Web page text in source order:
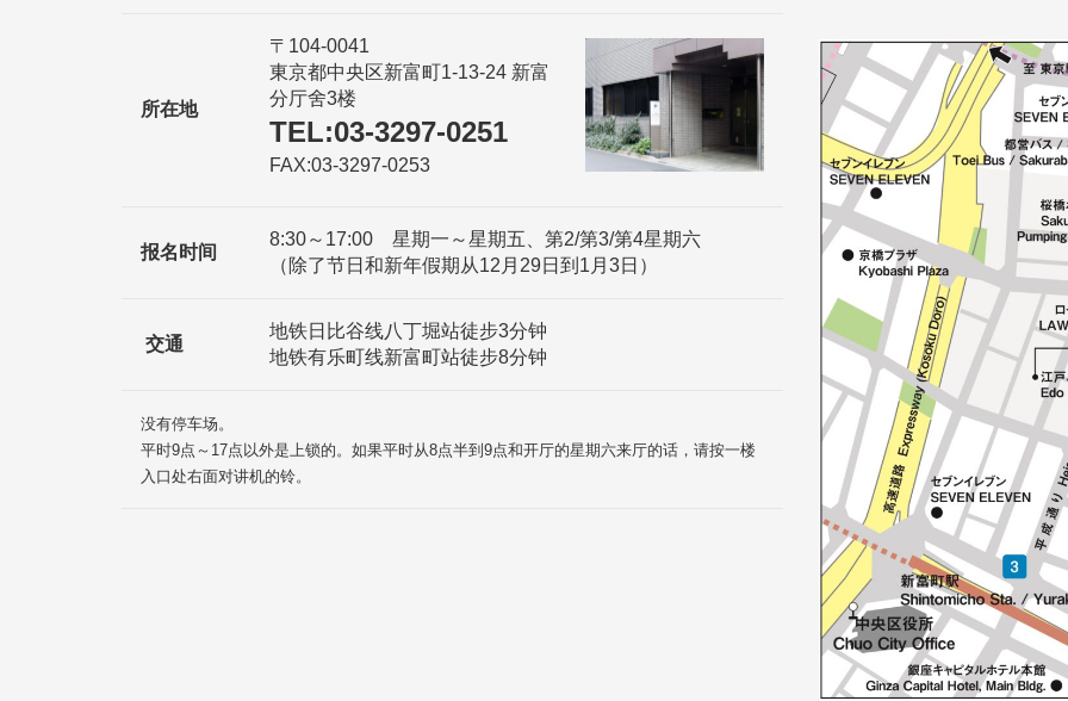
所在地
〒104-0041
東京都中央区新富町1-13-24 新富
分厅舍3楼
TEL:03-3297-0251
FAX:03-3297-0253
报名时间
8:30～17:00 星期一～星期五、第2/第3/第4星期六
（除了节日和新年假期从12月29日到1月3日）
交通
地铁日比谷线八丁堀站徒步3分钟
地铁有乐町线新富町站徒步8分钟
没有停车场。
平时9点～17点以外是上锁的。如果平时从8点半到9点和开厅的星期六来厅的话，请按一楼
入口处右面对讲机的铃。